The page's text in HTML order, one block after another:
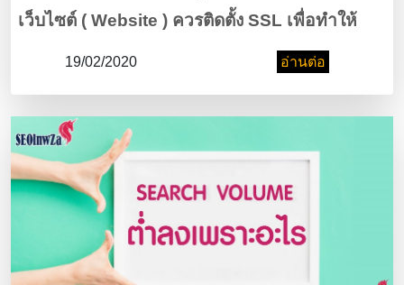
เว็บไซต์ ( Website ) ควรติดตั้ง SSL เพื่อทำให้
เว็บไซต์มีระบบความปลอดภัย หรือ มีการเข้ารหัส
ความสำคัญต่ออันดับ SEO อีกด้วย
19/02/2020 อ่านต่อ